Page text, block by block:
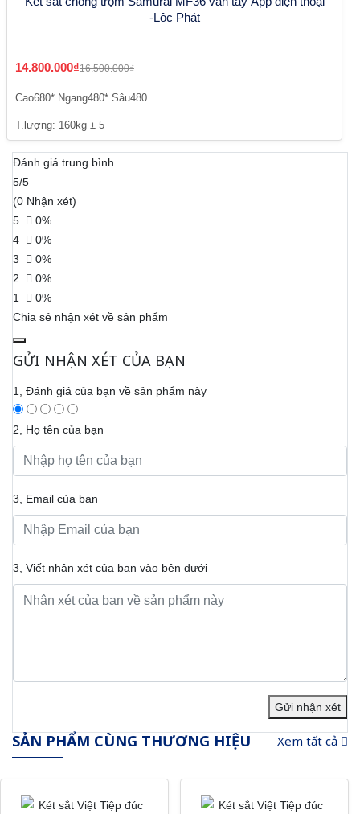
-Lộc Phát
14.800.000₫16.500.000₫
Cao680* Ngang480* Sâu480
T.lượng: 160kg ± 5
Đánh giá trung bình
5/5
(0 Nhận xét)
5
0%
4
0%
3
0%
2
0%
1
0%
Chia sẻ nhận xét về sản phẩm
GỬI NHẬN XÉT CỦA BẠN
1, Đánh giá của bạn về sản phẩm này
2, Họ tên của bạn
3, Email của bạn
3, Viết nhận xét của bạn vào bên dưới
Gửi nhận xét
SẢN PHẨM CÙNG THƯƠNG HIỆU Xem tất cả